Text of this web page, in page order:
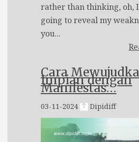
rather than thinking, oh,
going to reveal my
you...
Cara
Impian dengan
Manifestas…
03-11-2024 Dipidiff